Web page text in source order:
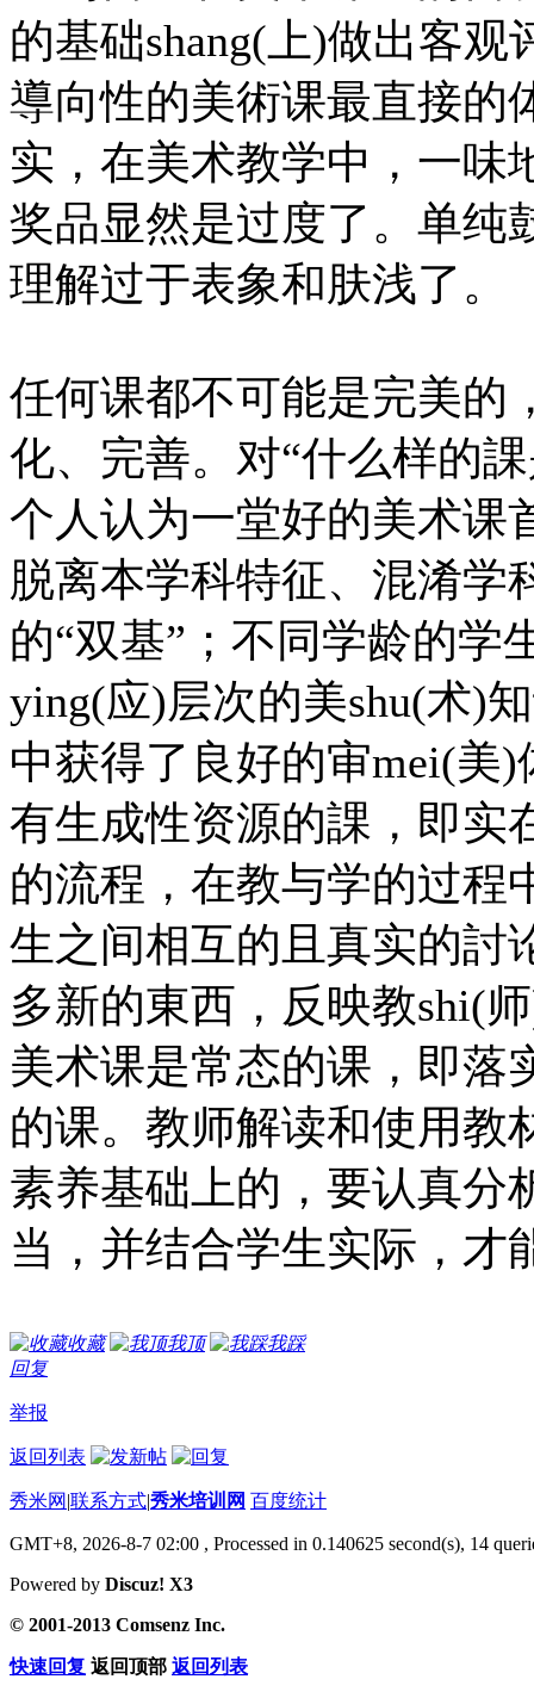
的基础shang(上)做出客
導向性的美術课最直接的
实，在美术教学中，一味
奖品显然是过度了。单纯
理解过于表象和肤浅了。
任何课都不可能是完美的
化、完善。对“什么样的
个人认为一堂好的美术课
脱离本学科特征、混淆学
的“双基”；不同学龄的学
ying(应)层次的美shu(术)
中获得了良好的审mei(美
有生成性资源的課，即实
的流程，在教与学的过程
生之间相互的且真实的討
多新的東西，反映教shi(
美术课是常态的课，即落
的课。教师解读和使用教
素养基础上的，要认真分
当，并结合学生实际，才
收藏 我顶
我踩
回复
举报
返回列表
秀米网 |联系方式|秀米培训网 百度统计
GMT+8, 2026-8-7 02:00 , Processed in 0.140625 second(s), 14
Powered by Discuz! X3
© 2001-2013 Comsenz Inc.
快速回复 返回顶部 返回列表